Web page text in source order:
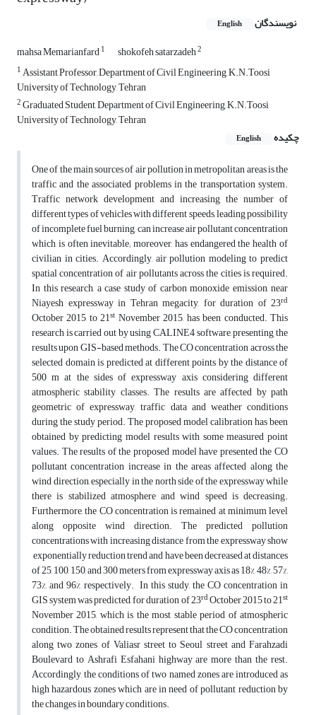
نویسندگان English
mahsa Memarianfard1 shokofeh satarzadeh2
1Assistant Professor, Department of Civil Engineering, K.N.Toosi
University of Technology, Tehran
2Graduated Student, Department of Civil Engineering, K.N.Toosi
University of Technology, Tehran
چکیده
English
One of the main sources of air pollution in metropolitan areas is the
traffic and the associated problems in the transportation system.
Traffic network development and increasing the number of
different types of vehicles with different speeds, leading possibility
of incomplete fuel burning, can increase air pollutant concentration
which is often inevitable; moreover, has endangered the health of
civilian in cities. Accordingly, air pollution modeling to predict
spatial concentration of air pollutants across the cities is required.
In this research, a case study of carbon monoxide emission, near
Niayesh expressway in Tehran megacity, for duration of 23rd
October 2015 to 21st November 2015, has been conducted. This
research is carried out by using CALINE4 software, presenting the
results upon GIS-based methods. The CO concentration across the
selected domain is predicted at different points by the distance of
500 m at the sides of expressway axis considering different
atmospheric stability classes. The results are affected by path
geometric of expressway, traffic data and weather conditions
during the study period. The proposed model calibration has been
obtained by predicting model results with some measured point
values. The results of the proposed model have presented the CO
pollutant concentration increase in the areas affected along the
wind direction, especially in the north side of the expressway while
there is stabilized atmosphere and wind speed is decreasing.
Furthermore, the CO concentration is remained at minimum level
along opposite wind direction. The predicted pollution
concentrations with increasing distance from the expressway show
exponentially reduction trend and have been decreased at distances
of 25, 100, 150, and 300 meters from expressway axis as 18%, 48%, 57%,
73%, and 96%, respectively. In this study, the CO concentration in
GIS system was predicted, for duration of 23rdOctober 2015 to 21st
November 2015, which is the most stable period of atmospheric
condition. The obtained results represent that the CO concentration
along two zones of Valiasr street to Seoul street and Farahzadi
Boulevard to Ashrafi Esfahani highway are more than the rest.
Accordingly, the conditions of two named zones are introduced as
high hazardous zones which are in need of pollutant reduction by
the changes in boundary conditions.